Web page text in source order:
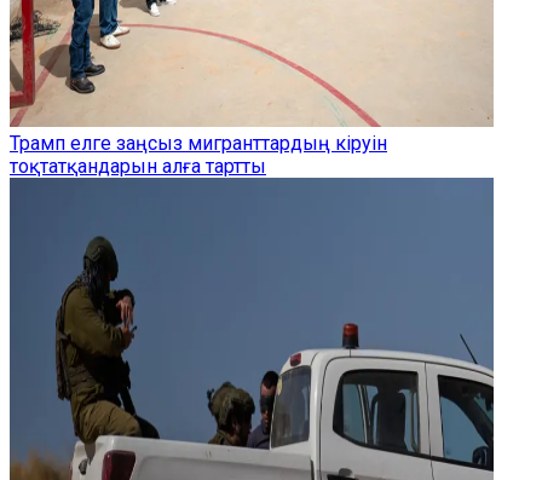
Трамп елге заңсыз мигранттардың кіруін
тоқтатқандарын алға тартты